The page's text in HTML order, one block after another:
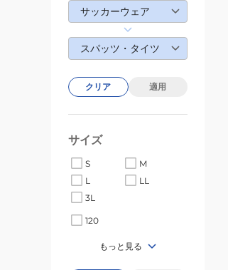
サッカーウェア
スパッツ・タイツ
クリア 適用
サイズ
S
M
L
LL
3L
120
もっと見る